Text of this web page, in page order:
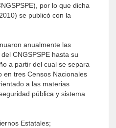
por lo que dicha
se publicó con la
anualmente las
CNGSPSPE hasta su
a partir del cual se separa
en tres Censos Nacionales
a las materias
pública y sistema
Estatales;